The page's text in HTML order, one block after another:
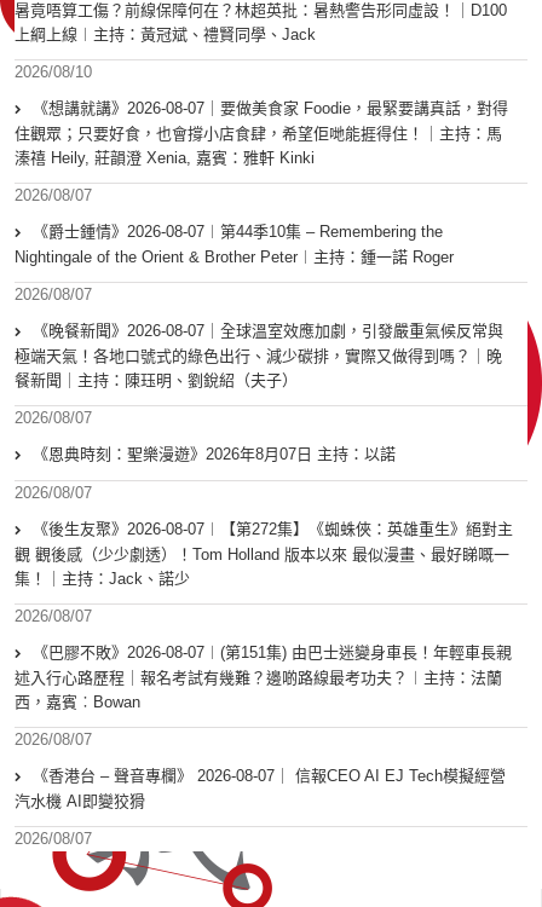
暑竟唔算工傷？前線保障何在？林超英批：暑熱警告形同虛設！｜D100
上綱上線︱主持：黃冠斌、禮賢同學、Jack
2026/08/10
《想講就講》2026-08-07｜要做美食家 Foodie，最緊要講真話，對得
住觀眾；只要好食，也會撐小店食肆，希望佢哋能捱得住！｜主持：馬
溱禧 Heily, 莊韻澄 Xenia, 嘉賓：雅軒 Kinki
2026/08/07
《爵士鍾情》2026-08-07︱第44季10集 – Remembering the
Nightingale of the Orient & Brother Peter︱主持：鍾一諾 Roger
2026/08/07
《晚餐新聞》2026-08-07｜全球溫室效應加劇，引發嚴重氣候反常與
極端天氣！各地口號式的綠色出行、減少碳排，實際又做得到嗎？｜晚
餐新聞｜主持：陳珏明、劉銳紹（夫子）
2026/08/07
《恩典時刻：聖樂漫遊》2026年8月07日 主持：以諾
2026/08/07
《後生友聚》2026-08-07︱【第272集】《蜘蛛俠：英雄重生》絕對主
觀 觀後感（少少劇透）！Tom Holland 版本以來 最似漫畫、最好睇嘅一
集！｜主持：Jack、諾少
2026/08/07
《巴膠不敗》2026-08-07︱(第151集) 由巴士迷變身車長！年輕車長親
述入行心路歷程｜報名考試有幾難？邊啲路線最考功夫？︱主持：法蘭
西，嘉賓︰Bowan
2026/08/07
《香港台 – 聲音專欄》 2026-08-07｜ 信報CEO AI EJ Tech模擬經營
汽水機 AI即變狡猾
2026/08/07